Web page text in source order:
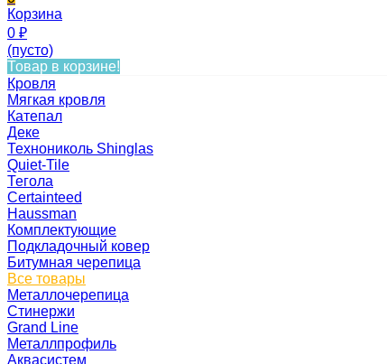
Корзина
0 ₽
(пусто)
Товар в корзине!
Кровля
Мягкая кровля
Катепал
Деке
Технониколь Shinglas
Quiet-Tile
Тегола
Certainteed
Haussman
Комплектующие
Подкладочный ковер
Битумная черепица
Все товары
Металлочерепица
Стинержи
Grand Line
Металлпрофиль
Аквасистем